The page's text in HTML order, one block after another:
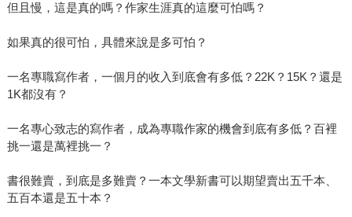
但且慢，這是真的嗎？作家生涯真的這麼可怕嗎？
如果真的很可怕，具體來說是多可怕？
一名專職寫作者，一個月的收入到底會有多低？22K？15K？還是
1K都沒有？
一名專心致志的寫作者，成為專職作家的機會到底有多低？百裡
挑一還是萬裡挑一？
書很難賣，到底是多難賣？一本文學新書可以期望賣出五千本、
五百本還是五十本？